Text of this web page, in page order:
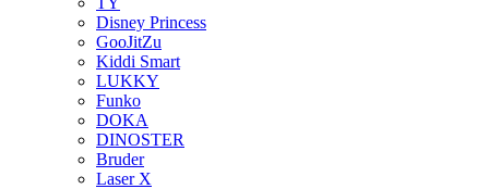
Disney Princess
GooJitZu
Kiddi Smart
LUKKY
Funko
DOKA
DINOSTER
Bruder
Laser X